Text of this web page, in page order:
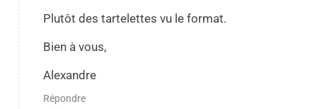
Plutôt des tartelettes vu le format.
Bien à vous,
Alexandre
Répondre